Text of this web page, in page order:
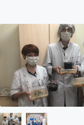
アート・
テクノロ